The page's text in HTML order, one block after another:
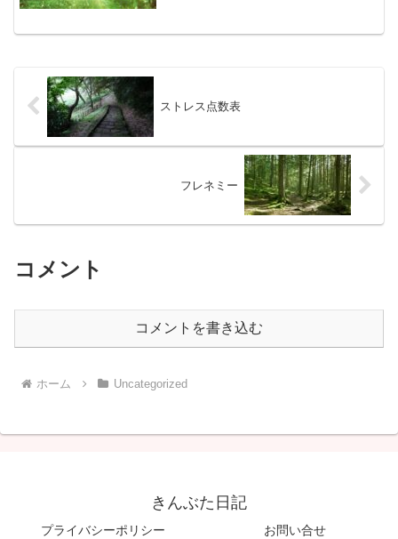
ストレス点数表
フレネミー
コメント
コメントを書き込む
ホーム Uncategorized
きんぶた日記
プライバシーポリシー お問い合せ